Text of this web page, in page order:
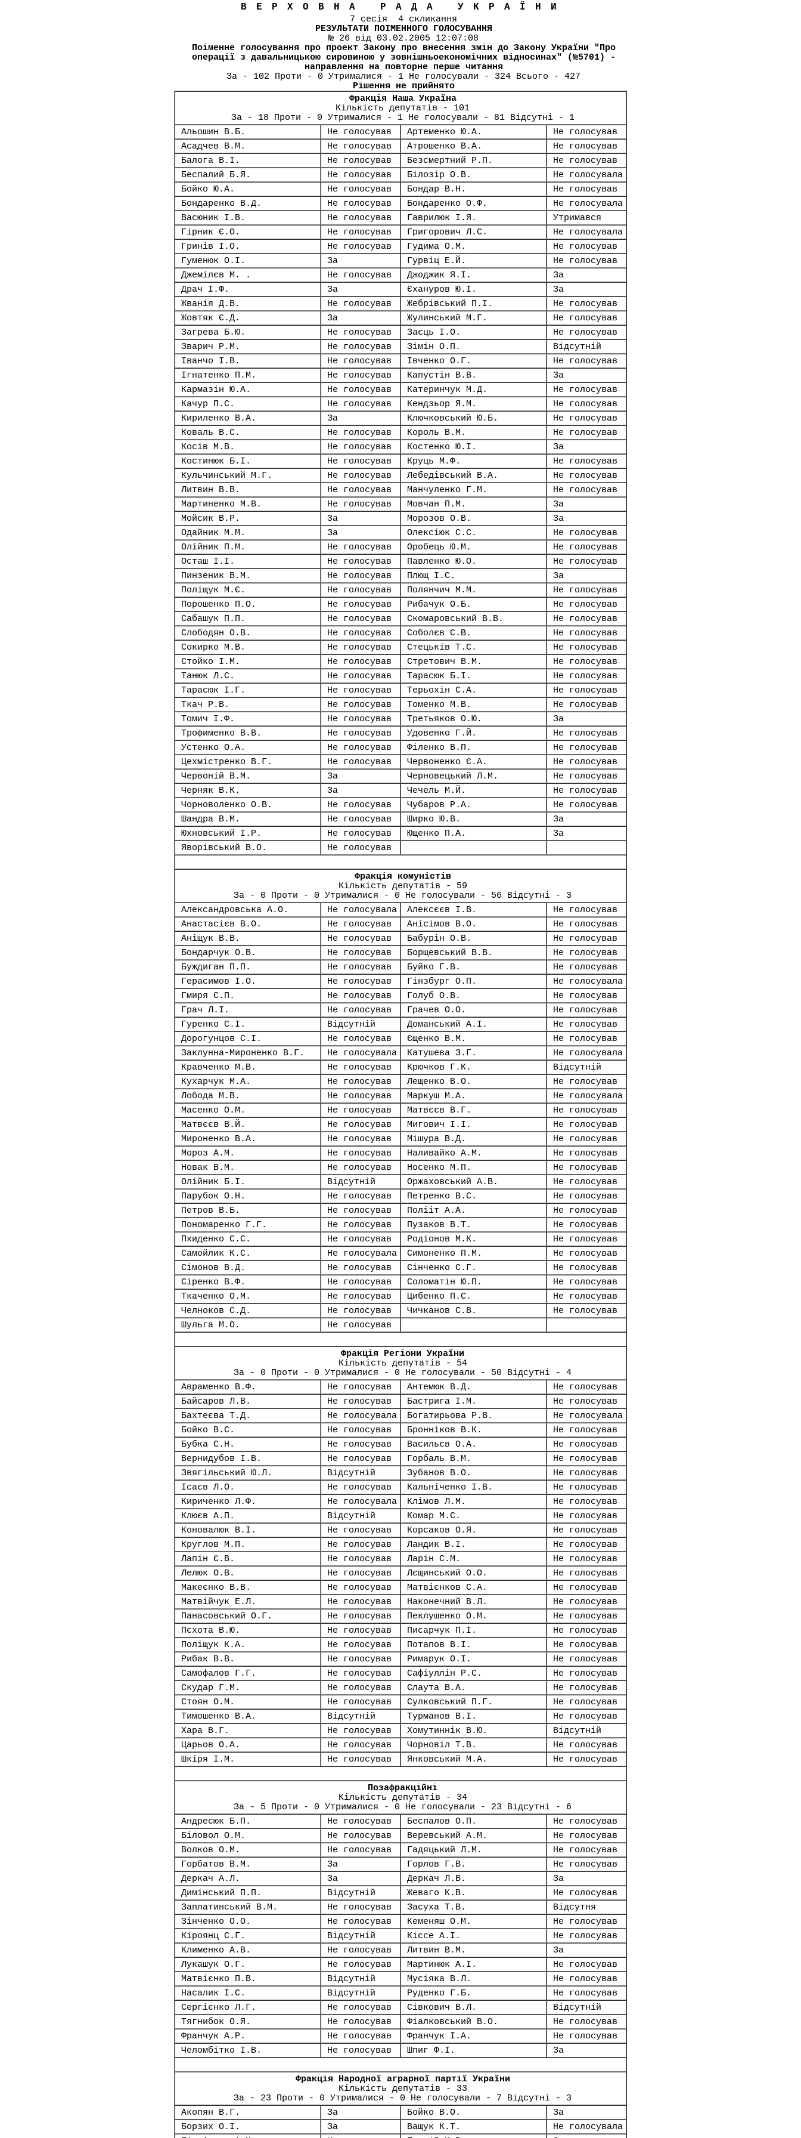
ВЕРХОВНА РАДА УКРАЇНИ
7 сесія 4 скликання
РЕЗУЛЬТАТИ ПОІМЕННОГО ГОЛОСУВАННЯ
№ 26 від 03.02.2005 12:07:08
Поіменне голосування про проект Закону про внесення змін до Закону України "Про
операції з давальницькою сировиною у зовнішньоекономічних відносинах" (№5701) -
направлення на повторне перше читання
За - 102 Проти - 0 Утрималися - 1 Не голосували - 324 Всього - 427
Рішення не прийнято
Фракція Наша Україна
Кількість депутатів - 101
За - 18 Проти - 0 Утрималися - 1 Не голосували - 81 Відсутні - 1
Альошин В.Б.
Не голосував Артеменко Ю.А.
Не голосував
Асадчев В.М.
Не голосував Атрошенко В.А.
Не голосував
Балога В.І.
Не голосував Безсмертний Р.П.
Не голосував
Беспалий Б.Я.
Не голосував Білозір О.В.
Не голосувала
Бойко Ю.А.
Не голосував Бондар В.Н.
Не голосував
Бондаренко В.Д.
Не голосував Бондаренко О.Ф.
Не голосувала
Васюник І.В.
Не голосував Гаврилюк І.Я.
Утримався
Гірник Є.О.
Не голосував Григорович Л.С.
Не голосувала
Гринів І.О.
Не голосував Гудима О.М.
Не голосував
Гуменюк О.І.
За Гурвіц Е.Й.
Не голосував
Джемілєв М. .
Не голосував Джоджик Я.І.
За
Драч І.Ф.
За Єхануров Ю.І.
За
Жванія Д.В.
Не голосував Жебрівський П.І.
Не голосував
Жовтяк Є.Д.
За Жулинський М.Г.
Не голосував
Загрева Б.Ю.
Не голосував Заєць І.О.
Не голосував
Зварич Р.М.
Не голосував Зімін О.П.
Відсутній
Іванчо І.В.
Не голосував Івченко О.Г.
Не голосував
Ігнатенко П.М.
Не голосував Капустін В.В.
За
Кармазін Ю.А.
Не голосував Катеринчук М.Д.
Не голосував
Качур П.С.
Не голосував Кендзьор Я.М.
Не голосував
Кириленко В.А.
За Ключковський Ю.Б.
Не голосував
Коваль В.С.
Не голосував Король В.М.
Не голосував
Косів М.В.
Не голосував Костенко Ю.І.
За
Костинюк Б.І.
Не голосував Круць М.Ф.
Не голосував
Кульчинський М.Г.
Не голосував Лебедівський В.А.
Не голосував
Литвин В.В.
Не голосував Манчуленко Г.М.
Не голосував
Мартиненко М.В.
Не голосував Мовчан П.М.
За
Мойсик В.Р.
За Морозов О.В.
За
Одайник М.М.
За Олексіюк С.С.
Не голосував
Олійник П.М.
Не голосував Оробець Ю.М.
Не голосував
Осташ І.І.
Не голосував Павленко Ю.О.
Не голосував
Пинзеник В.М.
Не голосував Плющ І.С.
За
Поліщук М.Є.
Не голосував Полянчич М.М.
Не голосував
Порошенко П.О.
Не голосував Рибачук О.Б.
Не голосував
Сабашук П.П.
Не голосував Скомаровський В.В.
Не голосував
Слободян О.В.
Не голосував Соболєв С.В.
Не голосував
Сокирко М.В.
Не голосував Стецьків Т.С.
Не голосував
Стойко І.М.
Не голосував Стретович В.М.
Не голосував
Танюк Л.С.
Не голосував Тарасюк Б.І.
Не голосував
Тарасюк І.Г.
Не голосував Терьохін С.А.
Не голосував
Ткач Р.В.
Не голосував Томенко М.В.
Не голосував
Томич І.Ф.
Не голосував Третьяков О.Ю.
За
Трофименко В.В.
Не голосував Удовенко Г.Й.
Не голосував
Устенко О.А.
Не голосував Філенко В.П.
Не голосував
Цехмістренко В.Г.
Не голосував Червоненко Є.А.
Не голосував
Червоній В.М.
За Черновецький Л.М.
Не голосував
Черняк В.К.
За Чечель М.Й.
Не голосував
Чорноволенко О.В.
Не голосував Чубаров Р.А.
Не голосував
Шандра В.М.
Не голосував Ширко Ю.В.
За
Юхновський І.Р.
Не голосував Ющенко П.А.
За
Яворівський В.О.
Не голосував
Фракція комуністів
Кількість депутатів - 59
За - 0 Проти - 0 Утрималися - 0 Не голосували - 56 Відсутні - 3
Александровська А.О.
Не голосувала Алексєєв І.В.
Не голосував
Анастасієв В.О.
Не голосував Анісімов В.О.
Не голосував
Аніщук В.В.
Не голосував Бабурін О.В.
Не голосував
Бондарчук О.В.
Не голосував Борщевський В.В.
Не голосував
Буждиган П.П.
Не голосував Буйко Г.В.
Не голосував
Герасимов І.О.
Не голосував Гінзбург О.П.
Не голосувала
Гмиря С.П.
Не голосував Голуб О.В.
Не голосував
Грач Л.І.
Не голосував Грачев О.О.
Не голосував
Гуренко С.І.
Відсутній Доманський А.І.
Не голосував
Дорогунцов С.І.
Не голосував Єщенко В.М.
Не голосував
Заклунна-Мироненко В.Г.
Не голосувала Катушева З.Г.
Не голосувала
Кравченко М.В.
Не голосував Крючков Г.К.
Відсутній
Кухарчук М.А.
Не голосував Лещенко В.О.
Не голосував
Лобода М.В.
Не голосував Маркуш М.А.
Не голосувала
Масенко О.М.
Не голосував Матвєєв В.Г.
Не голосував
Матвєєв В.Й.
Не голосував Мигович І.І.
Не голосував
Мироненко В.А.
Не голосував Мішура В.Д.
Не голосував
Мороз А.М.
Не голосував Наливайко А.М.
Не голосував
Новак В.М.
Не голосував Носенко М.П.
Не голосував
Олійник Б.І.
Відсутній Оржаховський А.В.
Не голосував
Парубок О.Н.
Не голосував Петренко В.С.
Не голосував
Петров В.Б.
Не голосував Полііт А.А.
Не голосував
Пономаренко Г.Г.
Не голосував Пузаков В.Т.
Не голосував
Пхиденко С.С.
Не голосував Родіонов М.К.
Не голосував
Самойлик К.С.
Не голосувала Симоненко П.М.
Не голосував
Сімонов В.Д.
Не голосував Сінченко С.Г.
Не голосував
Сіренко В.Ф.
Не голосував Соломатін Ю.П.
Не голосував
Ткаченко О.М.
Не голосував Цибенко П.С.
Не голосував
Челноков С.Д.
Не голосував Чичканов С.В.
Не голосував
Шульга М.О.
Не голосував
Фракція Регіони України
Кількість депутатів - 54
За - 0 Проти - 0 Утрималися - 0 Не голосували - 50 Відсутні - 4
Авраменко В.Ф.
Не голосував Антемюк В.Д.
Не голосував
Байсаров Л.В.
Не голосував Бастрига І.М.
Не голосував
Бахтеєва Т.Д.
Не голосувала Богатирьова Р.В.
Не голосувала
Бойко В.С.
Не голосував Бронніков В.К.
Не голосував
Бубка С.Н.
Не голосував Васильєв О.А.
Не голосував
Вернидубов І.В.
Не голосував Горбаль В.М.
Не голосував
Звягільський Ю.Л.
Відсутній Зубанов В.О.
Не голосував
Ісаєв Л.О.
Не голосував Кальніченко І.В.
Не голосував
Кириченко Л.Ф.
Не голосувала Клімов Л.М.
Не голосував
Клюєв А.П.
Відсутній Комар М.С.
Не голосував
Коновалюк В.І.
Не голосував Корсаков О.Я.
Не голосував
Круглов М.П.
Не голосував Ландик В.І.
Не голосував
Лапін Є.В.
Не голосував Ларін С.М.
Не голосував
Лелюк О.В.
Не голосував Лєщинський О.О.
Не голосував
Макеєнко В.В.
Не голосував Матвієнков С.А.
Не голосував
Матвійчук Е.Л.
Не голосував Наконечний В.Л.
Не голосував
Панасовський О.Г.
Не голосував Пеклушенко О.М.
Не голосував
Пєхота В.Ю.
Не голосував Писарчук П.І.
Не голосував
Поліщук К.А.
Не голосував Потапов В.І.
Не голосував
Рибак В.В.
Не голосував Римарук О.І.
Не голосував
Самофалов Г.Г.
Не голосував Сафіуллін Р.С.
Не голосував
Скудар Г.М.
Не голосував Слаута В.А.
Не голосував
Стоян О.М.
Не голосував Сулковський П.Г.
Не голосував
Тимошенко В.А.
Відсутній Турманов В.І.
Не голосував
Хара В.Г.
Не голосував Хомутиннік В.Ю.
Відсутній
Царьов О.А.
Не голосував Чорновіл Т.В.
Не голосував
Шкіря І.М.
Не голосував Янковський М.А. Не голосував
Позафракційні
Кількість депутатів - 34
За - 5 Проти - 0 Утрималися - 0 Не голосували - 23 Відсутні - 6
Андресюк Б.П.
Не голосував Беспалов О.П.
Не голосував
Біловол О.М.
Не голосував Веревський А.М.
Не голосував
Волков О.М.
Не голосував Гадяцький Л.М.
Не голосував
Горбатов В.М.
За Горлов Г.В.
Не голосував
Деркач А.Л.
За Деркач Л.В.
За
Димінський П.П.
Відсутній Жеваго К.В.
Не голосував
Заплатинський В.М.
Не голосував Засуха Т.В.
Відсутня
Зінченко О.О.
Не голосував Кеменяш О.М.
Не голосував
Кіроянц С.Г.
Відсутній Кіссе А.І.
Не голосував
Клименко А.В.
Не голосував Литвин В.М.
За
Лукашук О.Г.
Не голосував Мартинюк А.І.
Не голосував
Матвієнко П.В.
Відсутній Мусіяка В.Л.
Не голосував
Насалик І.С.
Відсутній Руденко Г.Б.
Не голосував
Сергієнко Л.Г.
Не голосував Сівкович В.Л.
Відсутній
Тягнибок О.Я.
Не голосував Фіалковський В.О.
Не голосував
Франчук А.Р.
Не голосував Франчук І.А.
Не голосував
Челомбітко І.В.
Не голосував Шпиг Ф.І. За
Фракція Народної аграрної партії України
Кількість депутатів - 33
За - 23 Проти - 0 Утрималися - 0 Не голосували - 7 Відсутні - 3
Акопян В.Г.
За Бойко В.О.
За
Борзих О.І.
За Ващук К.Т.
Не голосувала